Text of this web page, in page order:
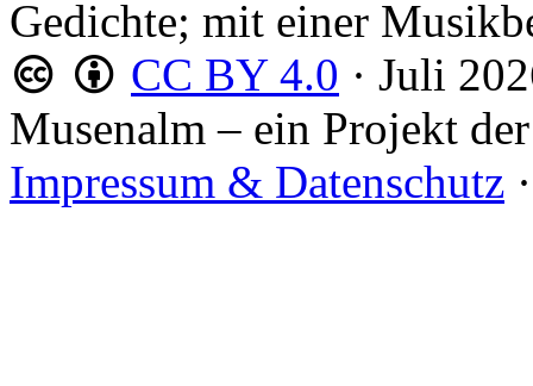
Gedichte; mit einer
CC BY 4.0 · Juli
Musenalm – ein Projekt der
Impressum & Datenschutz ·